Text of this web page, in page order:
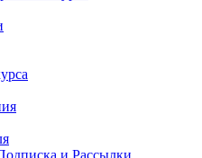
и Рассылки